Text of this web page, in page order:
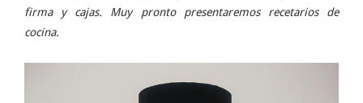
firma y cajas. Muy pronto presentaremos recetarios de
cocina.